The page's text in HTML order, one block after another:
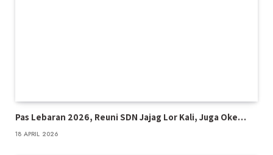
Pas Lebaran 2026, Reuni SDN Jajag Lor Kali, Juga Oke…
18 APRIL 2026